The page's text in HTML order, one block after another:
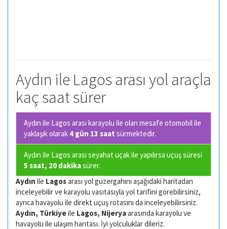
Aydın ile Lagos arası yol araçla
kaç saat sürer
Aydın ile Lagos arası karayolu ile olan mesafe otomobil ile
yaklaşık olarak 4 gün 13 saat sürmektedir.
Aydın ile Lagos arası seyahat uçak ile yapılırsa uçuş süresi
5 saat, 20 dakikasürer.
Aydın ile Lagosarası yol güzergahını aşağıdaki haritadan
inceleyebilir ve karayolu vasıtasıyla yol tarifini görebilirsiniz,
ayrıca havayolu ile direkt uçuş rotasını da inceleyebilirsiniz.
Aydın, Türkiyeile Lagos, Nijeryaarasında karayolu ve
havayolu ile ulaşım harıtası. İyi yolculuklar dileriz.